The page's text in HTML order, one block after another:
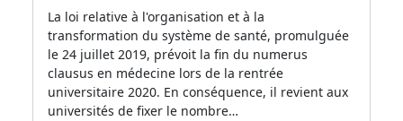
La loi relative à l'organisation et à la
transformation du système de santé, promulguée
le 24 juillet 2019, prévoit la fin du numerus
clausus en médecine lors de la rentrée
universitaire 2020. En conséquence, il revient aux
universités de fixer le nombre…